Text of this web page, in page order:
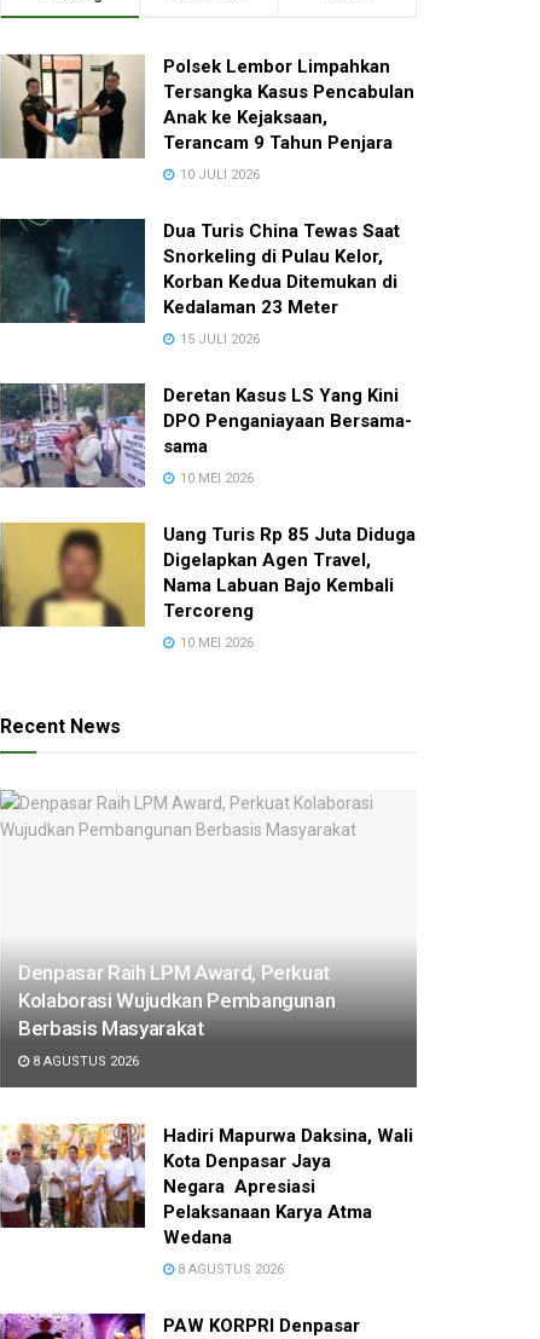
Polsek Lembor Limpahkan
Tersangka Kasus Pencabulan
Anak ke Kejaksaan,
Terancam 9 Tahun Penjara
10 JULI 2026
Dua Turis China Tewas Saat
Snorkeling di Pulau Kelor,
Korban Kedua Ditemukan di
Kedalaman 23 Meter
15 JULI 2026
Deretan Kasus LS Yang Kini
DPO Penganiayaan Bersama-
sama
10 MEI 2026
Uang Turis Rp 85 Juta Diduga
Digelapkan Agen Travel,
Nama Labuan Bajo Kembali
Tercoreng
10 MEI 2026
Recent News
Denpasar Raih LPM Award, Perkuat
Kolaborasi Wujudkan Pembangunan
Berbasis Masyarakat
8 AGUSTUS 2026
Hadiri Mapurwa Daksina, Wali
Kota Denpasar Jaya
Negara Apresiasi
Pelaksanaan Karya Atma
Wedana
8 AGUSTUS 2026
PAW KORPRI Denpasar